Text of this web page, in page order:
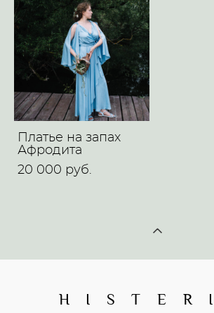
Платье на запах
Афродита
20 000 pуб.
H I S T E R